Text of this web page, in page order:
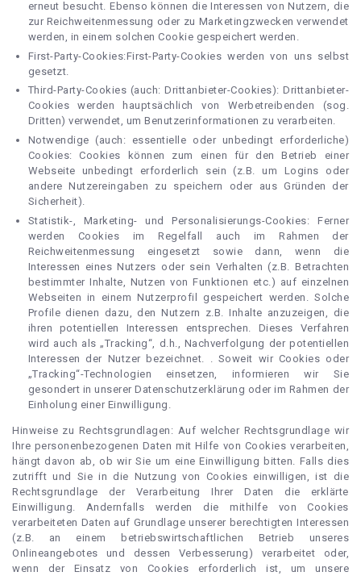
erneut besucht. Ebenso können die Interessen von Nutzern, die
zur Reichweitenmessung oder zu Marketingzwecken verwendet
werden, in einem solchen Cookie gespeichert werden.
First-Party-Cookies:First-Party-Cookies werden von uns selbst
gesetzt.
Third-Party-Cookies (auch: Drittanbieter-Cookies): Drittanbieter-
Cookies werden hauptsächlich von Werbetreibenden (sog.
Dritten) verwendet, um Benutzerinformationen zu verarbeiten.
Notwendige (auch: essentielle oder unbedingt erforderliche)
Cookies: Cookies können zum einen für den Betrieb einer
Webseite unbedingt erforderlich sein (z.B. um Logins oder
andere Nutzereingaben zu speichern oder aus Gründen der
Sicherheit).
Statistik-, Marketing- und Personalisierungs-Cookies: Ferner
werden Cookies im Regelfall auch im Rahmen der
Reichweitenmessung eingesetzt sowie dann, wenn die
Interessen eines Nutzers oder sein Verhalten (z.B. Betrachten
bestimmter Inhalte, Nutzen von Funktionen etc.) auf einzelnen
Webseiten in einem Nutzerprofil gespeichert werden. Solche
Profile dienen dazu, den Nutzern z.B. Inhalte anzuzeigen, die
ihren potentiellen Interessen entsprechen. Dieses Verfahren
wird auch als „Tracking“, d.h., Nachverfolgung der potentiellen
Interessen der Nutzer bezeichnet. . Soweit wir Cookies oder
„Tracking“-Technologien einsetzen, informieren wir Sie
gesondert in unserer Datenschutzerklärung oder im Rahmen der
Einholung einer Einwilligung.
Hinweise zu Rechtsgrundlagen: Auf welcher Rechtsgrundlage wir
Ihre personenbezogenen Daten mit Hilfe von Cookies verarbeiten,
hängt davon ab, ob wir Sie um eine Einwilligung bitten. Falls dies
zutrifft und Sie in die Nutzung von Cookies einwilligen, ist die
Rechtsgrundlage der Verarbeitung Ihrer Daten die erklärte
Einwilligung. Andernfalls werden die mithilfe von Cookies
verarbeiteten Daten auf Grundlage unserer berechtigten Interessen
(z.B. an einem betriebswirtschaftlichen Betrieb unseres
Onlineangebotes und dessen Verbesserung) verarbeitet oder,
wenn der Einsatz von Cookies erforderlich ist, um unsere